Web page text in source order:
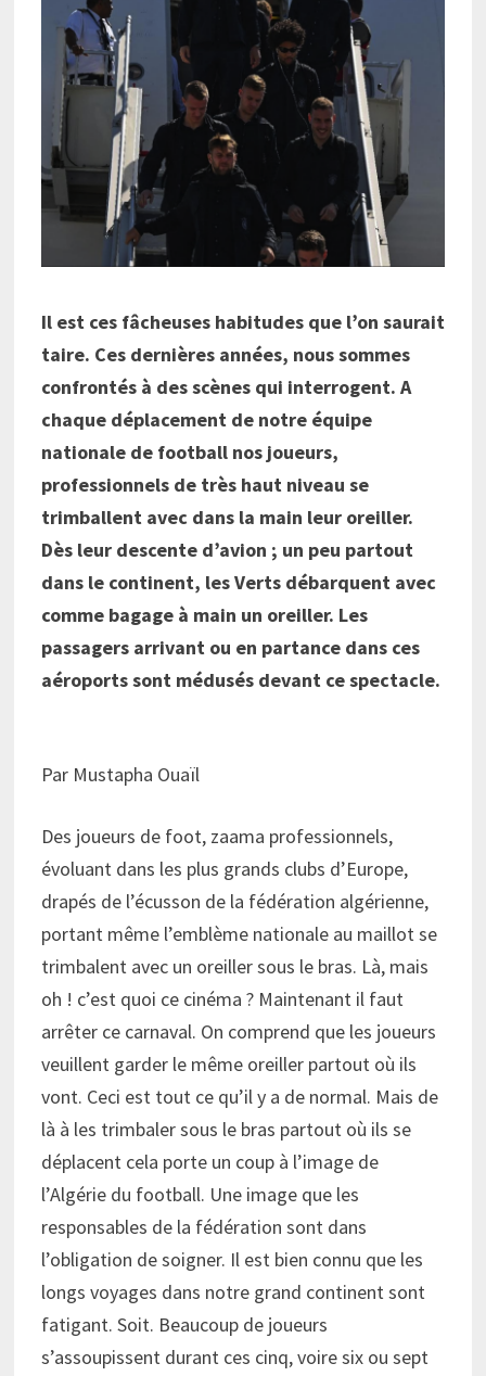
Il est ces fâcheuses habitudes que l’on saurait
taire. Ces dernières années, nous sommes
confrontés à des scènes qui interrogent. A
chaque déplacement de notre équipe
nationale de football nos joueurs,
professionnels de très haut niveau se
trimballent avec dans la main leur oreiller.
Dès leur descente d’avion ; un peu partout
dans le continent, les Verts débarquent avec
comme bagage à main un oreiller. Les
passagers arrivant ou en partance dans ces
aéroports sont médusés devant ce spectacle.
Par Mustapha Ouaïl
Des joueurs de foot, zaama professionnels,
évoluant dans les plus grands clubs d’Europe,
drapés de l’écusson de la fédération algérienne,
portant même l’emblème nationale au maillot se
trimbalent avec un oreiller sous le bras. Là, mais
oh ! c’est quoi ce cinéma ? Maintenant il faut
arrêter ce carnaval. On comprend que les joueurs
veuillent garder le même oreiller partout où ils
vont. Ceci est tout ce qu’il y a de normal. Mais de
là à les trimbaler sous le bras partout où ils se
déplacent cela porte un coup à l’image de
l’Algérie du football. Une image que les
responsables de la fédération sont dans
l’obligation de soigner. Il est bien connu que les
longs voyages dans notre grand continent sont
fatigant. Soit. Beaucoup de joueurs
s’assoupissent durant ces cinq, voire six ou sept